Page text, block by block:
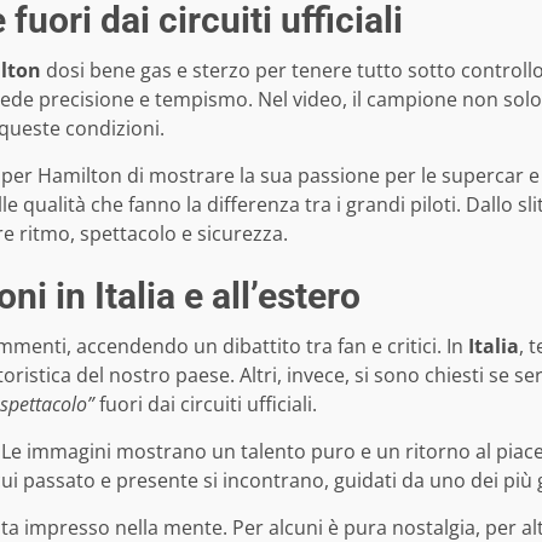
fuori dai circuiti ufficiali
dosi bene gas e sterzo per tenere tutto sotto
precisione e tempismo. Nel video, il campione non
condizioni.
Hamilton di mostrare la sua passione per le supercar
qualità che fanno la differenza tra i grandi piloti. Dallo
ritmo, spettacolo e sicurezza.
in Italia e all’estero
accendendo un dibattito tra fan e critici. In Italia,
del nostro paese. Altri, invece, si sono chiesti se
fuori dai circuiti ufficiali.
immagini mostrano un talento puro e un ritorno al
passato e presente si incontrano, guidati da uno dei più
impresso nella mente. Per alcuni è pura nostalgia, per